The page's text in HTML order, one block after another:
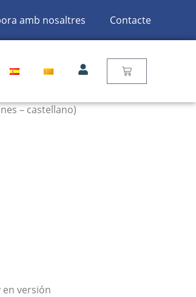
amb nosaltres Contacte
– castellano)
versión